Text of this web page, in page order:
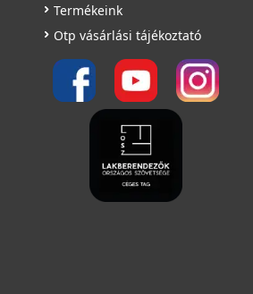
Termékeink
Otp vásárlási tájékoztató